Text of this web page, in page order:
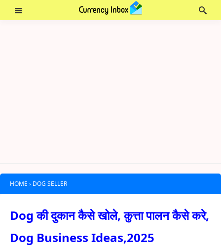
HOME › DOG SELLER
Dog की दुकान कैसे खोले, कुत्ता पालन कैसे करे,
Dog Business Ideas,2025